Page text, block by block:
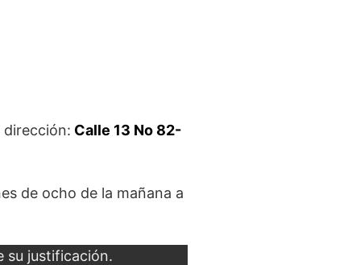
dirección: Calle 13 No 82-
de ocho de la mañana a
su justificación.